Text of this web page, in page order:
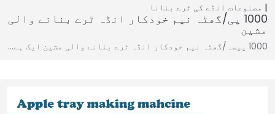
مصنوعات انڈے کی ٹرے بنانا
1000 پی/گھٹہ نیم خودکار انڈہ ٹرے بنانے والی
مشین
1000 پیسہ/گھٹہ نیم خودکار انڈہ ٹرے بنانے والی مشین ایک ہے…